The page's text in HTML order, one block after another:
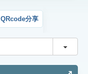
QRcode分享
切換